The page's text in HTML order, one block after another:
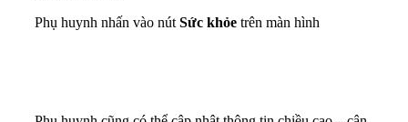
Phụ huynh nhấn vào nút Sức khỏe trên màn hình